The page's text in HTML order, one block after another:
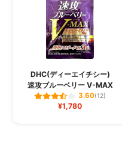
DHC(ディーエイチシー)
速攻ブルーベリー V-MAX
3.60(12)
¥1,780